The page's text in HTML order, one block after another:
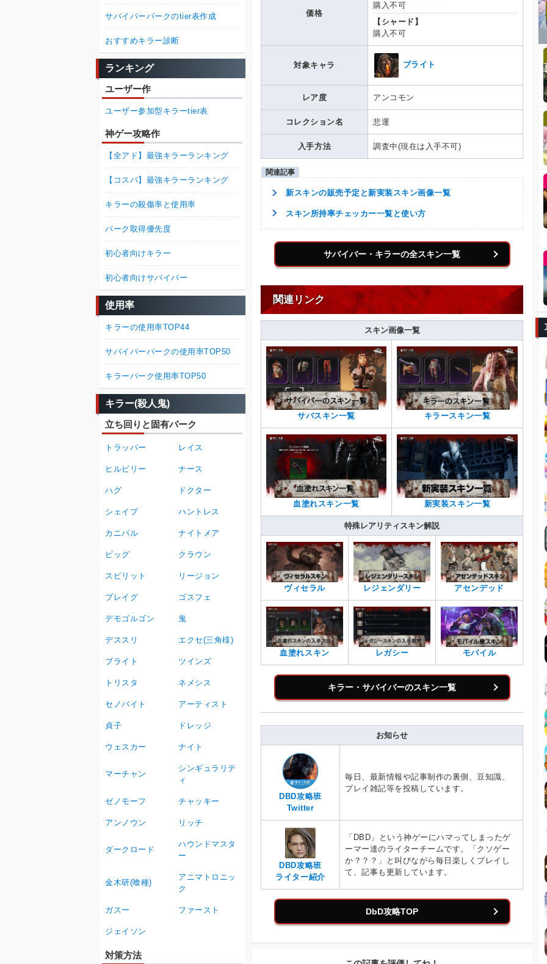
価格
購入不可
【シャード】
購入不可
対象キャラ ブライト
レア度 アンコモン
コレクション名 悲運
入手方法 調査中(現在は入手不可)
新スキンの販売予定と新実装スキン画像一覧
スキン所持率チェッカー一覧と使い方
サバイバー・キラーの全スキン一覧
関連リンク
スキン画像一覧
サバスキン一覧 キラースキン一覧
血塗れスキン一覧 新実装スキン一覧
特殊レアリティスキン解説
ヴィセラル レジェンダリー アセンデッド
血塗れスキン レガシー モバイル
キラー・サバイバーのスキン一覧
お知らせ
DBD攻略班
Twitter
毎日、最新情報や記事制作の裏側、豆知識、
プレイ雑記等を投稿しています。
DBD攻略班
ライター紹介
「DBD」という神ゲーにハマってしまったゲ
ーマー達のライターチームです。「クソゲー
か？？？」と叫びながら毎日楽しくプレイし
て、記事も更新しています。
DbD攻略TOP
サバイバーパークのtier表作成
おすすめキラー診断
ランキング
ユーザー作
ユーザー参加型キラーtier表
神ゲー攻略作
【全アド】最強キラーランキング
【コスパ】最強キラーランキング
キラーの殺傷率と使用率
パーク取得優先度
初心者向けキラー
初心者向けサバイバー
使用率
キラーの使用率TOP44
サバイバーパークの使用率TOP50
キラーパーク使用率TOP50
キラー(殺人鬼)
立ち回りと固有パーク
トラッパー レイス
ヒルビリー ナース
ハグ ドクター
シェイプ ハントレス
カニバル ナイトメア
ピッグ クラウン
スピリット リージョン
プレイグ ゴスフェ
デモゴルゴン 鬼
デススリ エクセ(三角様)
ブライト ツインズ
トリスタ ネメシス
セノバイト アーティスト
貞子 ドレッジ
ウェスカー ナイト
マーチャン
シンギュラリテ
ィ
ゼノモーフ チャッキー
アンノウン リッチ
ダークロード
ハウンドマスタ
ー
金木研(喰種)
アニマトロニッ
ク
ガスー ファースト
ジェイソン
対策方法